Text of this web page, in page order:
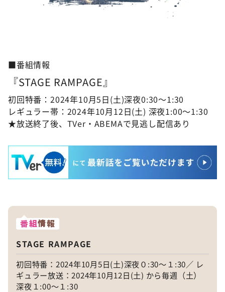
■番組情報
『STAGE RAMPAGE』
初回特番：2024年10月5日(土)深夜0:30～1:30
レギュラー帯：2024年10月12日(土) 深夜1:00～1:30
★放送終了後、TVer・ABEMAで見逃し配信あり
番組情報
STAGE RAMPAGE
初回特番：2024年10月5日(土)深夜０:30～１:30／ レ
ギュラー放送：2024年10月12日(土) から毎週（土）
深夜１:00～１:30